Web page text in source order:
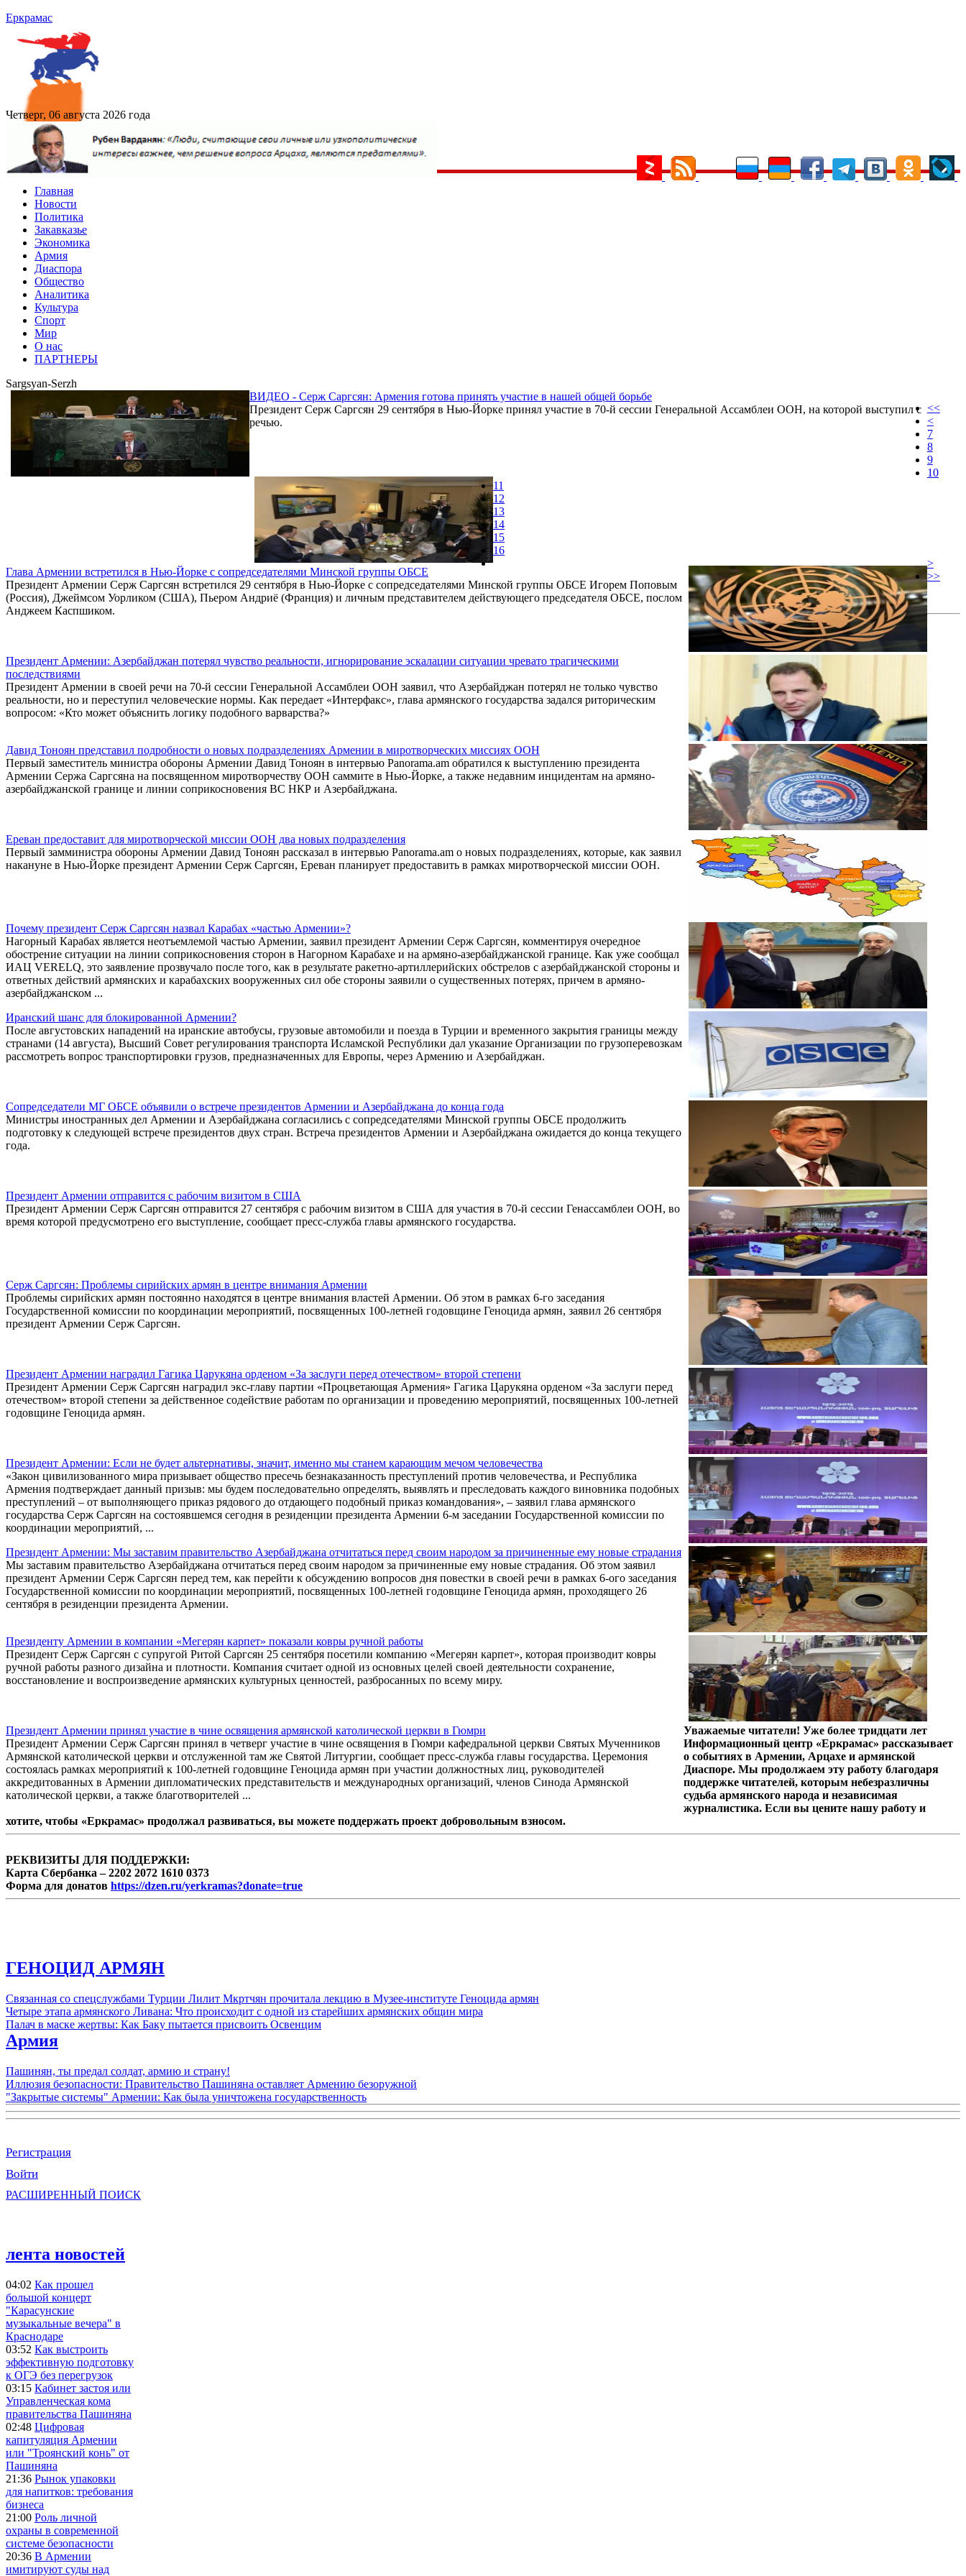
Еркрамас
Четверг, 06 августа 2026 года
Главная
Новости
Политика
Закавказье
Экономика
Армия
Диаспора
Общество
Аналитика
Культура
Спорт
Мир
О нас
ПАРТНЕРЫ
Sargsyan-Serzh
ВИДЕО - Серж Саргсян: Армения готова принять участие в нашей общей борьбе
Президент Серж Саргсян 29 сентября в Нью-Йорке принял участие в 70-й сессии Генеральной Ассамблеи ООН, на которой выступил с
речью.
Глава Армении встретился в Нью-Йорке с сопредседателями Минской группы ОБСЕ
Президент Армении Серж Саргсян встретился 29 сентября в Нью-Йорке с сопредседателями Минской группы ОБСЕ Игорем Поповым
(Россия), Джеймсом Уорликом (США), Пьером Андриё (Франция) и личным представителем действующего председателя ОБСЕ, послом
Анджеем Каспшиком.
Президент Армении: Азербайджан потерял чувство реальности, игнорирование эскалации ситуации чревато трагическими
последствиями
Президент Армении в своей речи на 70-й сессии Генеральной Ассамблеи ООН заявил, что Азербайджан потерял не только чувство
реальности, но и переступил человеческие нормы. Как передает «Интерфакс», глава армянского государства задался риторическим
вопросом: «Кто может объяснить логику подобного варварства?»
Давид Тоноян представил подробности о новых подразделениях Армении в миротворческих миссиях ООН
Первый заместитель министра обороны Армении Давид Тоноян в интервью Panorama.am обратился к выступлению президента
Армении Сержа Саргсяна на посвященном миротворчеству ООН саммите в Нью-Йорке, а также недавним инцидентам на армяно-
азербайджанской границе и линии соприкосновения ВС НКР и Азербайджана.
Ереван предоставит для миротворческой миссии ООН два новых подразделения
Первый замминистра обороны Армении Давид Тоноян рассказал в интервью Panorama.am о новых подразделениях, которые, как заявил
накануне в Нью-Йорке президент Армении Серж Саргсян, Ереван планирует предоставить в рамках миротворческой миссии ООН.
Почему президент Серж Саргсян назвал Карабах «частью Армении»?
Нагорный Карабах является неотъемлемой частью Армении, заявил президент Армении Серж Саргсян, комментируя очередное
обострение ситуации на линии соприкосновения сторон в Нагорном Карабахе и на армяно-азербайджанской границе. Как уже сообщал
ИАЦ VERELQ, это заявление прозвучало после того, как в результате ракетно-артиллерийских обстрелов с азербайджанской стороны и
ответных действий армянских и карабахских вооруженных сил обе стороны заявили о существенных потерях, причем в армяно-
азербайджанском ...
Иранский шанс для блокированной Армении?
После августовских нападений на иранские автобусы, грузовые автомобили и поезда в Турции и временного закрытия границы между
странами (14 августа), Высший Совет регулирования транспорта Исламской Республики дал указание Организации по грузоперевозкам
рассмотреть вопрос транспортировки грузов, предназначенных для Европы, через Армению и Азербайджан.
Сопредседатели МГ ОБСЕ объявили о встрече президентов Армении и Азербайджана до конца года
Министры иностранных дел Армении и Азербайджана согласились с сопредседателями Минской группы ОБСЕ продолжить
подготовку к следующей встрече президентов двух стран. Встреча президентов Армении и Азербайджана ожидается до конца текущего
года.
Президент Армении отправится с рабочим визитом в США
Президент Армении Серж Саргсян отправится 27 сентября с рабочим визитом в США для участия в 70-й сессии Генассамблеи ООН, во
время которой предусмотрено его выступление, сообщает пресс-служба главы армянского государства.
Серж Саргсян: Проблемы сирийских армян в центре внимания Армении
Проблемы сирийских армян постоянно находятся в центре внимания властей Армении. Об этом в рамках 6-го заседания
Государственной комиссии по координации мероприятий, посвященных 100-летней годовщине Геноцида армян, заявил 26 сентября
президент Армении Серж Саргсян.
Президент Армении наградил Гагика Царукяна орденом «За заслуги перед отечеством» второй степени
Президент Армении Серж Саргсян наградил экс-главу партии «Процветающая Армения» Гагика Царукяна орденом «За заслуги перед
отечеством» второй степени за действенное содействие работам по организации и проведению мероприятий, посвященных 100-летней
годовщине Геноцида армян.
Президент Армении: Если не будет альтернативы, значит, именно мы станем карающим мечом человечества
«Закон цивилизованного мира призывает общество пресечь безнаказанность преступлений против человечества, и Республика
Армения подтверждает данный призыв: мы будем последовательно определять, выявлять и преследовать каждого виновника подобных
преступлений – от выполняющего приказ рядового до отдающего подобный приказ командования», – заявил глава армянского
государства Серж Саргсян на состоявшемся сегодня в резиденции президента Армении 6-м заседании Государственной комиссии по
координации мероприятий, ...
Президент Армении: Мы заставим правительство Азербайджана отчитаться перед своим народом за причиненные ему новые страдания
Мы заставим правительство Азербайджана отчитаться перед своим народом за причиненные ему новые страдания. Об этом заявил
президент Армении Серж Саргсян перед тем, как перейти к обсуждению вопросов дня повестки в своей речи в рамках 6-ого заседания
Государственной комиссии по координации мероприятий, посвященных 100-летней годовщине Геноцида армян, проходящего 26
сентября в резиденции президента Армении.
Президенту Армении в компании «Мегерян карпет» показали ковры ручной работы
Президент Серж Саргсян с супругой Ритой Саргсян 25 сентября посетили компанию «Мегерян карпет», которая производит ковры
ручной работы разного дизайна и плотности. Компания считает одной из основных целей своей деятельности сохранение,
восстановление и воспроизведение армянских культурных ценностей, разбросанных по всему миру.
Президент Армении принял участие в чине освящения армянской католической церкви в Гюмри
Президент Армении Серж Саргсян принял в четверг участие в чине освящения в Гюмри кафедральной церкви Святых Мученников
Армянской католической церкви и отслуженной там же Святой Литургии, сообщает пресс-служба главы государства. Церемония
состоялась рамках мероприятий к 100-летней годовщине Геноцида армян при участии должностных лиц, руководителей
аккредитованных в Армении дипломатических представительств и международных организаций, членов Синода Армянской
католической церкви, а также благотворителей ...
<<
<
7
8
9
10
11
12
13
14
15
16
>
>>
Уважаемые читатели! Уже более тридцати лет
Информационный центр «Еркрамас» рассказывает
о событиях в Армении, Арцахе и армянской
Диаспоре. Мы продолжаем эту работу благодаря
поддержке читателей, которым небезразличны
судьба армянского народа и независимая
журналистика. Если вы цените нашу работу и
хотите, чтобы «Еркрамас» продолжал развиваться, вы можете поддержать проект добровольным взносом.
РЕКВИЗИТЫ ДЛЯ ПОДДЕРЖКИ:
Карта Сбербанка – 2202 2072 1610 0373
Форма для донатов https://dzen.ru/yerkramas?donate=true
ГЕНОЦИД АРМЯН
Связанная со спецслужбами Турции Лилит Мкртчян прочитала лекцию в Музее-институте Геноцида армян
Четыре этапа армянского Ливана: Что происходит с одной из старейших армянских общин мира
Палач в маске жертвы: Как Баку пытается присвоить Освенцим
Армия
Пашинян, ты предал солдат, армию и страну!
Иллюзия безопасности: Правительство Пашиняна оставляет Армению безоружной
"Закрытые системы" Армении: Как была уничтожена государственность
Регистрация
Войти
РАСШИРЕННЫЙ ПОИСК
лента новостей
04:02 Как прошел
большой концерт
"Карасунские
музыкальные вечера" в
Краснодаре
03:52 Как выстроить
эффективную подготовку
к ОГЭ без перегрузок
03:15 Кабинет застоя или
Управленческая кома
правительства Пашиняна
02:48 Цифровая
капитуляция Армении
или "Троянский конь" от
Пашиняна
21:36 Рынок упаковки
для напитков: требования
бизнеса
21:00 Роль личной
охраны в современной
системе безопасности
20:36 В Армении
имитируют суды над